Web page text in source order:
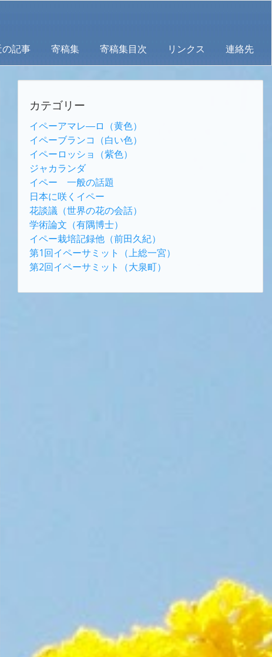
記事 寄稿集 寄稿集目次 リンクス 連絡先
カテゴリー
イペーアマレ―ロ（黄色）
イペーブランコ（白い色）
イペーロッショ（紫色）
ジャカランダ
イペー 一般の話題
日本に咲くイペー
花談議（世界の花の会話）
学術論文（有隅博士）
イペー栽培記録他（前田久紀）
第1回イペーサミット（上総一宮）
第2回イペーサミット（大泉町）